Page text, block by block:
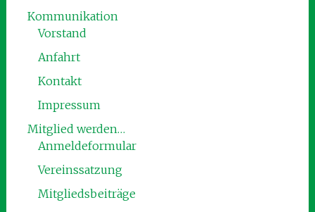
Kommunikation
Vorstand
Anfahrt
Kontakt
Impressum
Mitglied werden…
Anmeldeformular
Vereinssatzung
Mitgliedsbeiträge